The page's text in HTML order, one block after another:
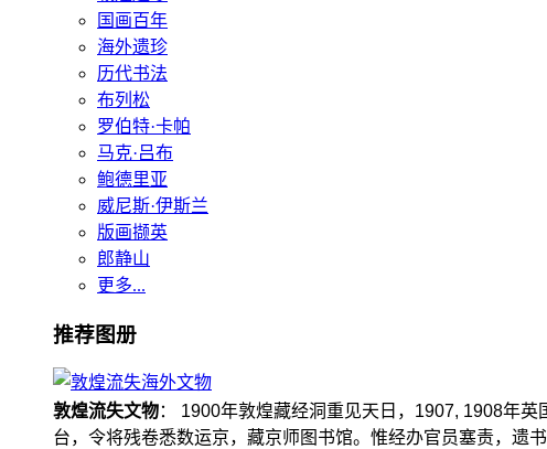
国画百年
海外遗珍
历代书法
布列松
罗伯特·卡帕
马克·吕布
鲍德里亚
威尼斯·伊斯兰
版画撷英
郎静山
更多...
推荐图册
敦煌流失文物： 1900年敦煌藏经洞重见天日，1907, 1908年
台，令将残卷悉数运京，藏京师图书馆。惟经办官员塞责，遗